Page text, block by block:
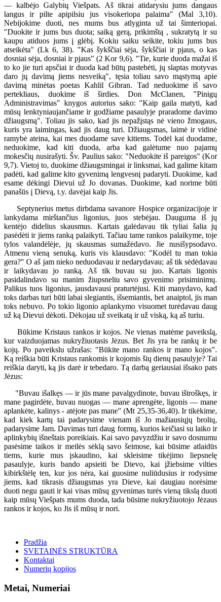
— kalbėjo Galybių Viešpats. Aš tikrai atidarysiu jums dangaus
langus ir pilte apipilsiu jus visokeriopa palaima" (Mal 3,10).
Nebijokime duoti, nes mums bus atlyginta už tai šimteriopai.
"Duokite ir jums bus duota; saiką gerą, prikimštą , sukratytą ir su
kaupu atiduos jums į glėbį. Kokiu saiku seikite, tokiu jums bus
atseikėta" (Lk 6, 38). "Kas šykščiai sėja, šykščiai ir pjaus, o kas
dosniai sėja, dosniai ir pjaus" (2 Kor 9,6). "Tie, kurie duoda mažai iš
to ko jie turi apsčiai ir duoda kad būtų pastebėti, jų slaptas motyvas
daro jų davimą jiems nesveiką", tęsia toliau savo mąstymą apie
davimą minėtas poetas Kahlil Gibran. Tad neduokime iš savo
pertekliaus, duokime iš širdies. Don McClanen, "Pinigų
Administravimas" knygos autorius sako: "Kaip gaila matyti, kad
mūsų lenktyniaujančiame ir godžiame pasaulyje praradome davimo
džiaugsmą". Toliau jis sako, kad jis nepažįstąs nė vieno žmogaus,
kuris yra laimingas, kad jis daug turi. Džiaugsmas, laimė ir vidinė
ramybė ateina, kai mes duodame save kitiems. Todėl kai duodame,
neduokime, kad kiti duoda, arba kad galėtume nuo pajamų
mokesčių nusirašyti. Šv. Paulius sako: "Neduokite iš pareigos" (Kor
9,7). Vietoj to, duokime džiaugsmingai ir linksmai, kad galime kitam
padėti, kad galime kito gyvenimą lengvesnį padaryti. Duokime, kad
esame dėkingi Dievui už Jo dovanas. Duokime, kad norime būti
panašūs į Dievą, t.y. davėjai kaip Jis.
Septynerius metus dirbdama savanore Hospice organizacijoje ir
lankydama mirštančius ligonius, juos stebėjau. Dauguma iš jų
kentėjo didelius skausmus. Kartais galėdavau tik tyliai šalia jų
pasėdėti ir jiems ranką palaikyti. Tačiau tame rankos palaikyme, toje
tylos valandėlėje, jų skausmas sumažėdavo. Jie nusišypsodavo.
Atmenu vieną senuką, kuris vis klausdavo: "Kodėl tu man tokia
gera?" O aš jam nieko neduodavau ir nedarydavau; aš tik sėdėdavau
ir laikydavau jo ranką. Aš tik buvau su juo. Kartais ligonis
pasidalindavo su manim žiupsneliu savo gyvenimo prisiminimų.
Palikus tuos ligonius, jausdavausi praturtėjusi. Kiti manydavo, kad
toks darbas turi būti labai slegiantis, išsemiantis, bet anaiptol, jis man
toks nebuvo. Po tokio ligonio aplankymo visuomet turėdavau daug
už ką Dievui dėkoti. Dėkojau už sveikatą ir už viską, ką aš turiu.
Būkime Kristaus rankos ir kojos. Ne vienas matėme paveikslą,
kur vaizduojamas nukryžiuotasis Jėzus. Bet Jis yra be rankų ir be
kojų. Po paveikslu užrašas: "Būkite mano rankos ir mano kojos".
Ką reiškia būti Kristaus rankomis ir kojomis šių dienų pasaulyje? Tai
reiškia daryti, ką jis darė ir tebedaro. Tą darbą geriausiai išsako pats
Jėzus:
"Buvau išalkęs — ir jūs mane pavalgydinote, buvau ištroškęs, ir
mane pagirdėte, buvau nuogas — mane aprengėte, ligonis — mane
aplankėte, kalinys - atėjote pas mane" (Mt 25,35-36,40). Ir tikėkime,
kad kiek kartų tai padarysime vienam iš Jo mažiausiųjų brolių,
padarysime Jam. Davimas turi daug formų, kurios keičiasi su laiko ir
aplinkybių išneštais poreikiais. Kai savo pavyzdžiu ir savo dosnumu
pasėsime taikos ir meilės sėklą savo šeimose, kai būsime atlaidūs
tiems, kurie mus įskaudino, kai skleisime tikėjimo liepsnelę
pasaulyje, kuris bando apsieiti be Dievo, kai įžiebsime vilties
kibirkštėlę ten, kur jos nėra, kai guosime nuliūdusius ir rodysime
jiems, kad tikrasis džiaugsmas yra Dieve, kai daugiau norėsime
duoti negu gauti ir kai visas mūsų gyvenimas turės vieną tikslą duoti
kaip mūsų Viešpats mums duoda, tada būsime nukryžiuotojo Jėzaus
rankos ir kojos, ko Jis iš mūsų ir nori.
Pradžia
SVETAINĖS STRUKTŪRA
Kontaktai
Numerių kopijos
Metai, Numeriai